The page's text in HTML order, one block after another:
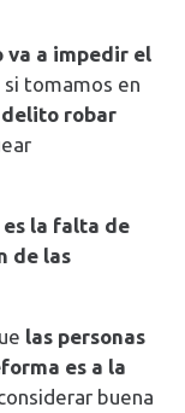
va a impedir el
tomamos en
delito robar
es la falta de
de las
las personas
es a la
buena